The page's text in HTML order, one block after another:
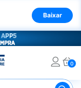
Baixar
0